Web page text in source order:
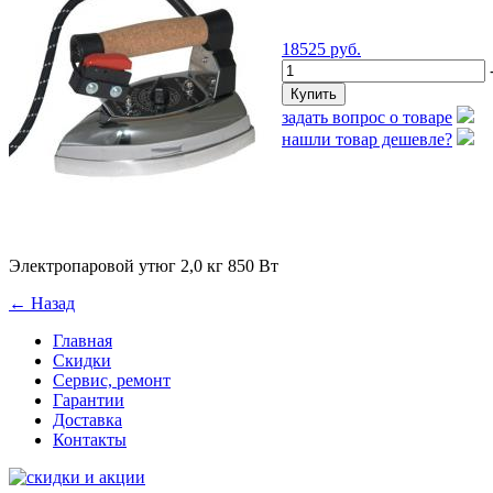
18525 руб.
задать вопрос о товаре
нашли товар дешевле?
Электропаровой утюг 2,0 кг 850 Вт
← Назад
Главная
Скидки
Сервис, ремонт
Гарантии
Доставка
Контакты